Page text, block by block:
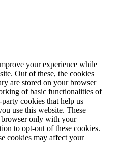
your experience while
Out of these, the cookies
are stored on your browser
of basic functionalities of
cookies that help us
use this website. These
only with your
to opt-out of these cookies.
cookies may affect your